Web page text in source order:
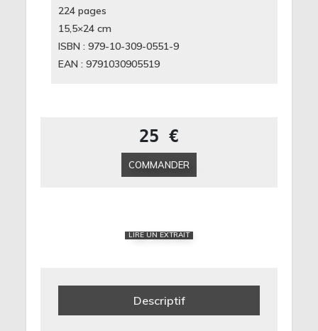
224 pages
15,5×24 cm
ISBN : 979-10-309-0551-9
EAN : 9791030905519
25 €
COMMANDER
LIRE UN EXTRAIT
Descriptif